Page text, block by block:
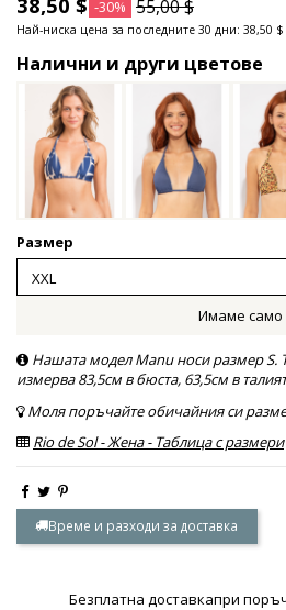
-30% 55,00 $
Най-ниска цена за последните 30 дни: 38,50 $
Налични и други цветове
Размер
Имаме само
Нашата модел Manu носи размер S.
измерва 83,5см в бюста, 63,5см в
Моля поръчайте обичайния си
Rio de Sol - Жена - Таблица с размери
Време и разходи за доставка
Безплатна доставкапри